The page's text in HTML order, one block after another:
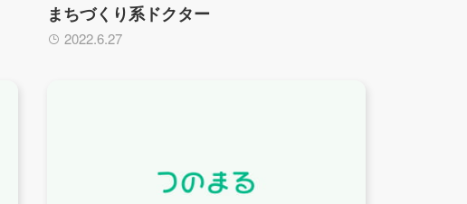
まちづくり系ドクター
2022.6.27